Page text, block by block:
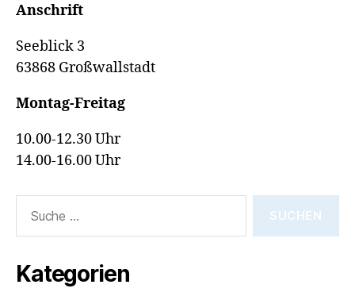
Anschrift
Seeblick 3
63868 Großwallstadt
Montag-Freitag
10.00-12.30 Uhr
14.00-16.00 Uhr
nach:
Kategorien